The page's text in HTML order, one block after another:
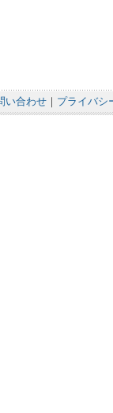
い合わせ｜ プライバシ